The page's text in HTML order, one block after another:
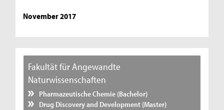
November 2017
Fakultät für Angewandte
Naturwissenschaften
Pharmazeutische Chemie (Bachelor)
Drug Discovery and Development (Master)